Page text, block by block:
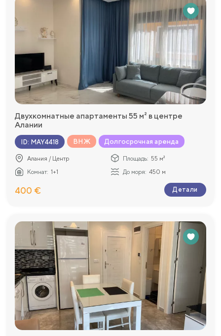
Двухкомнатные апартаменты 55 м² в центре
Алании
ID: MAY4418 ВНЖ Долгосрочная аренда
Алания / Центр Площадь: 55 м²
Комнат: 1+1 До моря: 450 м
400 € Детали